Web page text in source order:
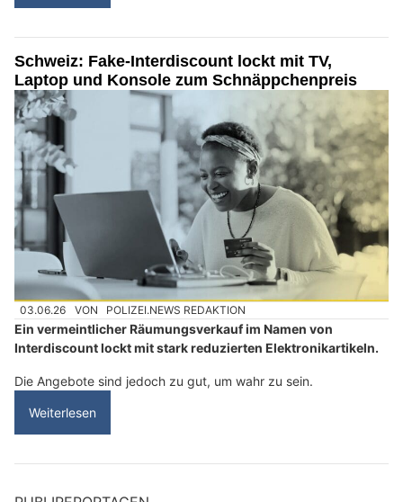
Schweiz: Fake-Interdiscount lockt mit TV,
Laptop und Konsole zum Schnäppchenpreis
03.06.26 VON POLIZEI.NEWS REDAKTION
Ein vermeintlicher Räumungsverkauf im Namen von
Interdiscount lockt mit stark reduzierten Elektronikartikeln.
Die Angebote sind jedoch zu gut, um wahr zu sein.
Weiterlesen